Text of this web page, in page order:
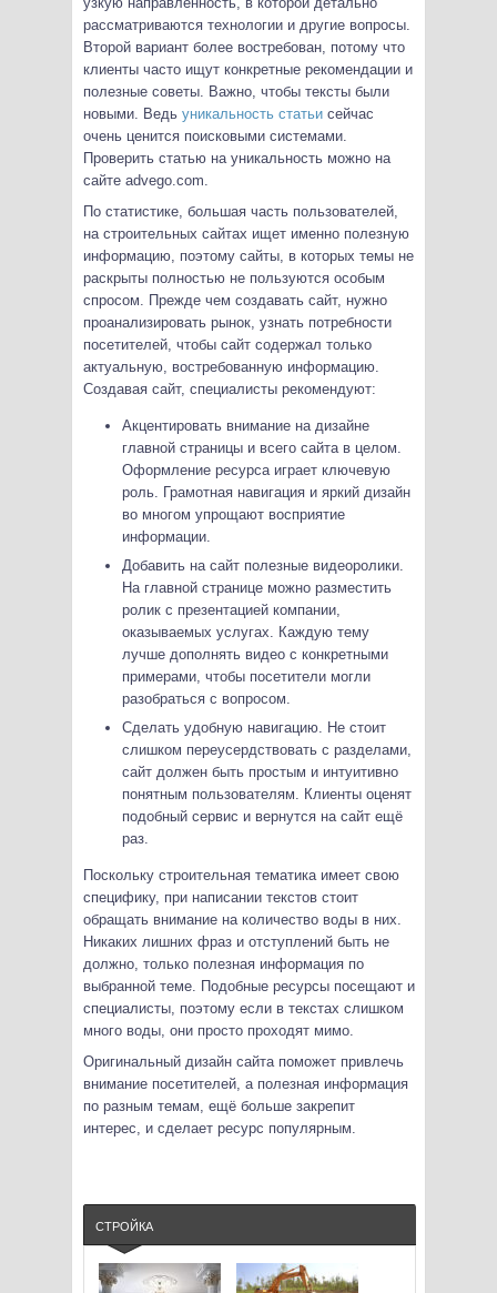
рассматриваются технологии и другие вопросы.
Второй вариант более востребован, потому что
клиенты часто ищут конкретные рекомендации и
полезные советы. Важно, чтобы тексты были
новыми. Ведь уникальность статьи сейчас
очень ценится поисковыми системами.
Проверить статью на уникальность можно на
сайте advego.com.
По статистике, большая часть пользователей,
на строительных сайтах ищет именно полезную
информацию, поэтому сайты, в которых темы не
раскрыты полностью не пользуются особым
спросом. Прежде чем создавать сайт, нужно
проанализировать рынок, узнать потребности
посетителей, чтобы сайт содержал только
актуальную, востребованную информацию.
Создавая сайт, специалисты рекомендуют:
Акцентировать внимание на дизайне
главной страницы и всего сайта в целом.
Оформление ресурса играет ключевую
роль. Грамотная навигация и яркий дизайн
во многом упрощают восприятие
информации.
Добавить на сайт полезные видеоролики.
На главной странице можно разместить
ролик с презентацией компании,
оказываемых услугах. Каждую тему
лучше дополнять видео с конкретными
примерами, чтобы посетители могли
разобраться с вопросом.
Сделать удобную навигацию. Не стоит
слишком переусердствовать с разделами,
сайт должен быть простым и интуитивно
понятным пользователям. Клиенты оценят
подобный сервис и вернутся на сайт ещё
раз.
Поскольку строительная тематика имеет свою
специфику, при написании текстов стоит
обращать внимание на количество воды в них.
Никаких лишних фраз и отступлений быть не
должно, только полезная информация по
выбранной теме. Подобные ресурсы посещают и
специалисты, поэтому если в текстах слишком
много воды, они просто проходят мимо.
Оригинальный дизайн сайта поможет привлечь
внимание посетителей, а полезная информация
по разным темам, ещё больше закрепит
интерес, и сделает ресурс популярным.
СТРОЙКА